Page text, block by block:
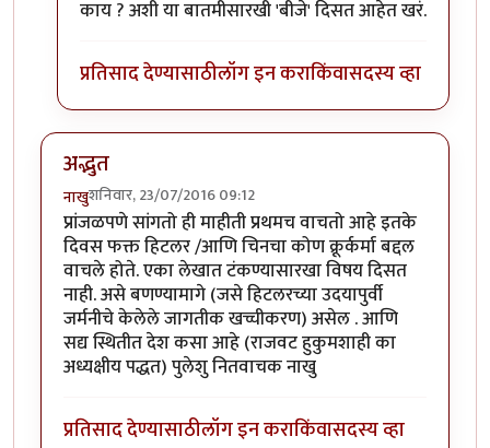
काय ? अशी या बातमीसारखी 'बीजे' दिसत आहेत खरं.
प्रतिसाद देण्यासाठीलॉग इन कराकिंवासदस्य व्हा
अद्भुत
नाखुशनिवार, 23/07/2016 09:12
प्रांजळपणे सांगतो ही माहीती प्रथमच वाचतो आहे इतके
दिवस फक्त हिटलर /आणि चिनचा कोण क्रूर्कर्मा बद्दल
वाचले होते. एका लेखात टंकण्यासारखा विषय दिसत
नाही. असे बणण्यामागे (जसे हिटलरच्या उदयापुर्वी
जर्मनीचे केलेले जागतीक खच्चीकरण) असेल . आणि
सद्य स्थितीत देश कसा आहे (राजवट हुकुमशाही का
अध्यक्षीय पद्धत) पुलेशु नितवाचक नाखु
प्रतिसाद देण्यासाठीलॉग इन कराकिंवासदस्य व्हा